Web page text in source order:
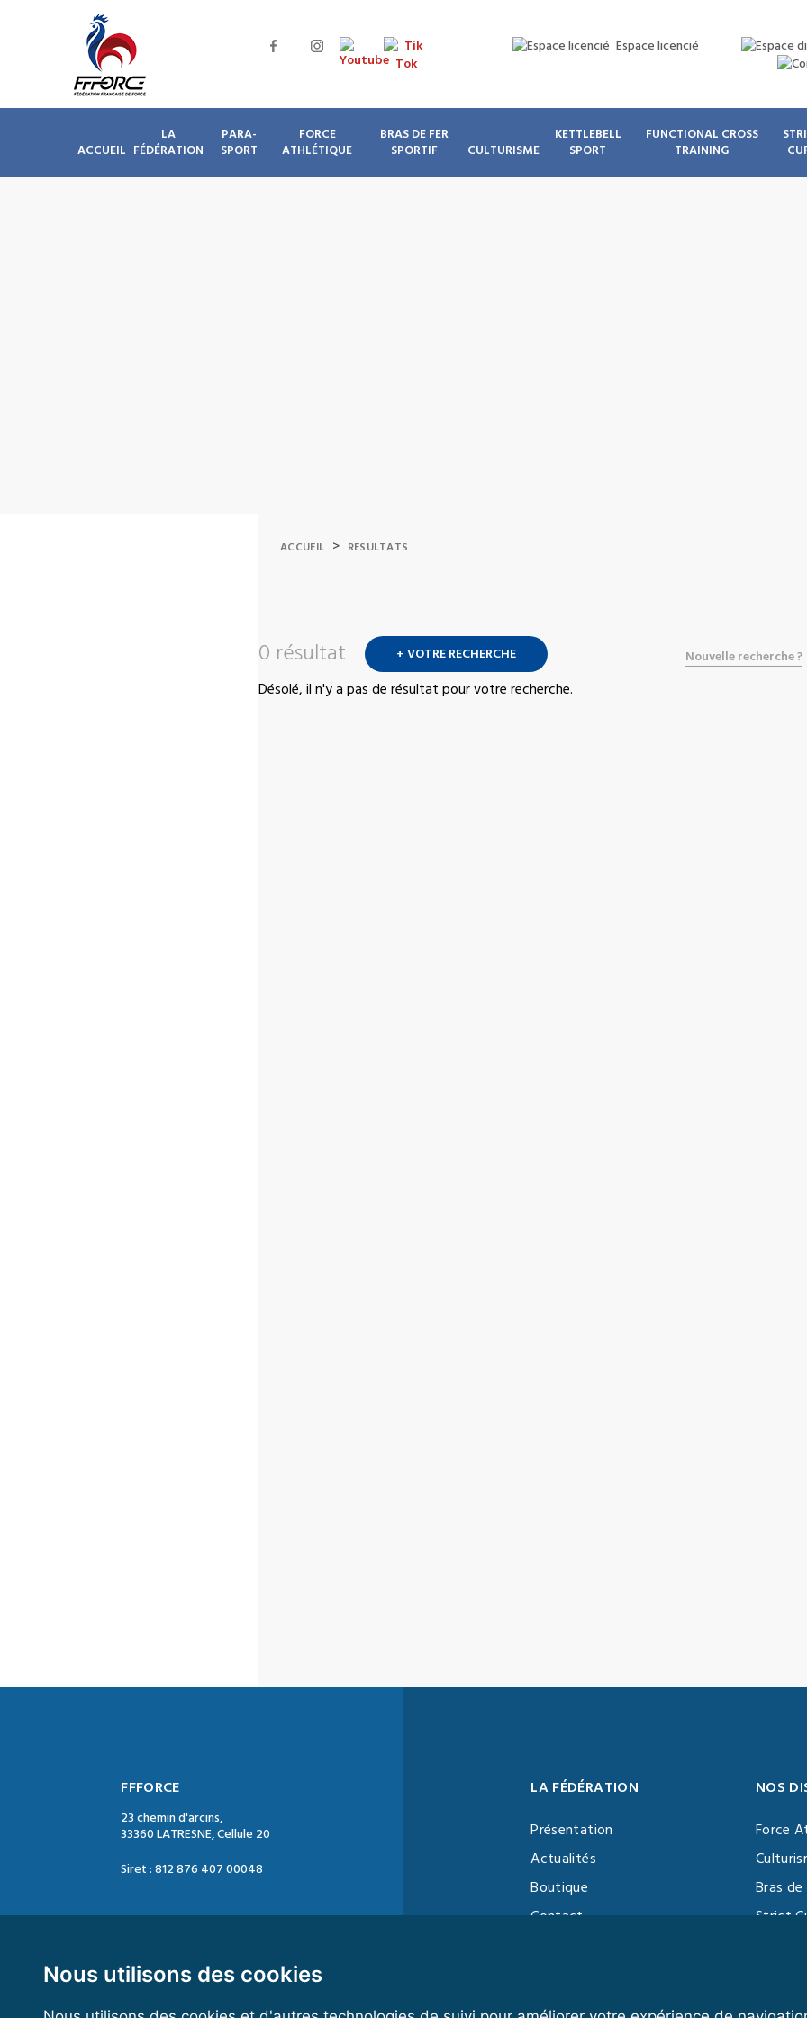
Nous utilisons des cookies
Espace licencié
ACCUEIL
LA
FÉDÉRATION
PARA-
SPORT
FORCE
ATHLÉTIQUE
BRAS DE FER
SPORTIF
CULTURISME
KETTLEBELL
SPORT
FUNCTIONAL CROSS
TRAINING
ACCUEIL > RESULTATS
0 résultat + VOTRE RECHERCHE Nouvelle recherche ?
Désolé, il n'y a pas de résultat pour votre recherche.
FFFORCE
23 chemin d'arcins,
33360 LATRESNE, Cellule 20
Siret : 812 876 407 00048
Mail : contact@ffforce.fr
LA FÉDÉRATION
Présentation
Actualités
Boutique
Contact
NOS
Force
Bras
Strict